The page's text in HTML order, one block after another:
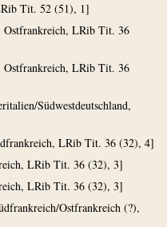
Tit. 52 (51), 1]
Ostfrankreich, LRib Tit. 36
Ostfrankreich, LRib Tit. 36
Südwestdeutschland,
LRib Tit. 36 (32), 4]
LRib Tit. 36 (32), 3]
LRib Tit. 36 (32), 3]
Ostfrankreich (?),